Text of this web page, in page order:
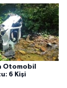
Otomobil
6 Kişi